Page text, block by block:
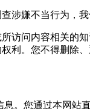
涉嫌不当行为，
访问内容相关的
利。您不得删除
。您通过本网站